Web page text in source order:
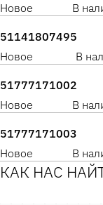
Новое
В
51141807495
Новое
В
51777171002
Новое
В
51777171003
Новое
В
КАК НАС